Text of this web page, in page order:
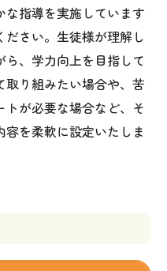
指導を実施しています
さい。生徒様が理解し
、学力向上を目指して
り組みたい場合や、苦
が必要な場合など、そ
を柔軟に設定いたしま